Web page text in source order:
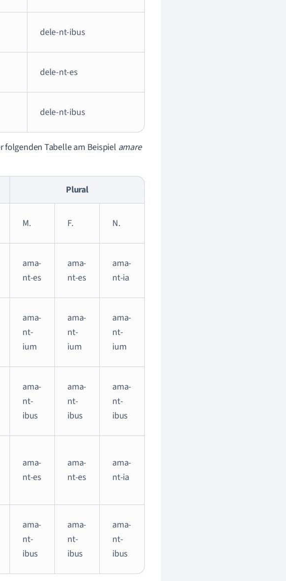
dele-nt-ibus
dele-nt-es
dele-nt-ibus
folgenden Tabelle am Beispiel amare
Plural
M. F. N.
ama-
nt-es
ama-
nt-es
ama-
nt-ia
ama-
nt-
ium
ama-
nt-
ium
ama-
nt-
ium
ama-
nt-
ibus
ama-
nt-
ibus
ama-
nt-
ibus
ama-
nt-es
ama-
nt-es
ama-
nt-ia
ama-
nt-
ibus
ama-
nt-
ibus
ama-
nt-
ibus